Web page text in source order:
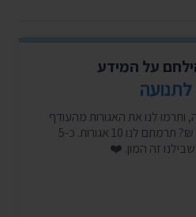
על המידע
ותרמו לנו את האגורות מהעודף
בכל קנייה. קניתם ב-99.90 ₪? תרמתם לנו 10 אגורות. כ-5
זה המון. ❤️